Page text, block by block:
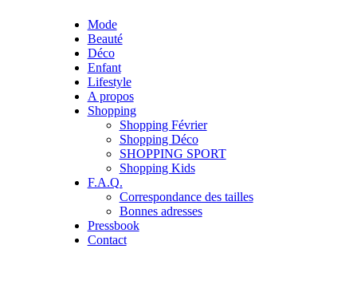
Mode
Beauté
Déco
Enfant
Lifestyle
A propos
Shopping
Shopping Février
Shopping Déco
SHOPPING SPORT
Shopping Kids
F.A.Q.
Correspondance des tailles
Bonnes adresses
Pressbook
Contact